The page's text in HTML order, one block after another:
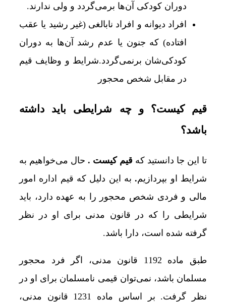
دوران کودکی آن‌ها برمی‌گردد و ولی ندارند.
افراد دیوانه و افراد نابالغی (غیر رشید یا عقب
افتاده) که جنون یا عدم رشد آن‌ها به دوران
کودکی‌شان برنمی‌گردد.شرایط و وظایف قیم
در مقابل شخص محجور
قیم کیست؟ و چه شرایطی باید داشته
باشد؟
تا این جا دانستید کهقیم کیست .حال می‌خواهیم به
شرایط او بپردازیم. به این دلیل که قیم اداره امور
مالی و فردی شخص محجور را به عهده دارد، باید
شرایطی را که در قانون مدنی برای او در نظر
گرفته شده است، دارا باشد.
طبق ماده 1192 قانون مدنی، اگر فرد محجور
مسلمان باشد، نمی‌توان قیمی نامسلمان برای او در
نظر گرفت. بر اساس ماده 1231 قانون مدنی،